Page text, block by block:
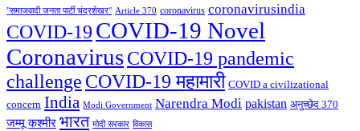
"समाजवादी जनता पार्टी चंद्रशेखर" Article 370 coronavirus coronavirusindia
COVID-19 COVID-19 Novel
CoronavirusCOVID-19 pandemic
challenge COVID-19 महामारी COVID a civilizational
concern India Modi Government Narendra Modi pakistan अनुच्छेद 370
जम्मू कश्मीर भारत मोदी सरकार विकास